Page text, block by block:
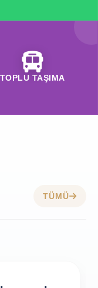
TOPLU TAŞIMA
TÜMÜ